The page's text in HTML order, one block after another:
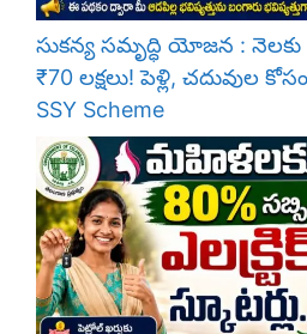
సుకన్య సమృద్ధి యోజన : నెలకు
₹70 లక్షలు! పెళ్లి, చదువుల
SSY Scheme